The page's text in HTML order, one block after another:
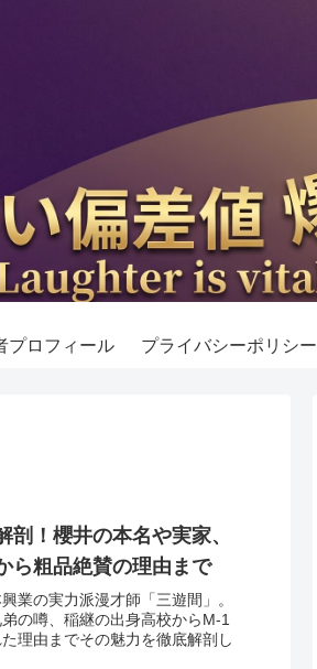
プロフィール プライバシーポリシー
！櫻井の本名や実家、
ら粗品絶賛の理由まで
業の実力派漫才師「三遊間」。
の噂、稲継の出身高校からM-1
理由までその魅力を徹底解剖し